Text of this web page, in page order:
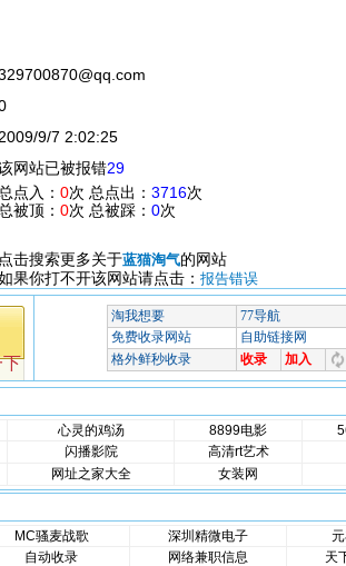
2009/9/7 2:02:25
网站已被报错29
总点入： 0次 总点出： 3716次
总被顶： 0次 总被踩： 0次
点击搜索更多关于蓝猫淘气的网站
果你打不开该网站请点击： 报告错误
心灵的鸡汤 8899电影
闪播影院
高清rt艺术
网址之家大全 女装网
MC骚麦战歌 深圳精微电子
自动收录 网络兼职信息
天